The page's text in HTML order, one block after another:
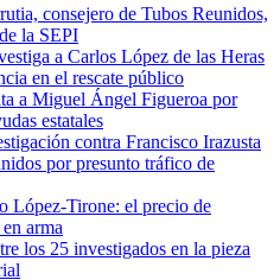
consejero de Tubos Reunidos,
la SEPI
a Carlos López de las Heras
en el rescate público
a Miguel Ángel Figueroa por
estatales
contra Francisco Irazusta
por presunto tráfico de
López-Tirone: el precio de
arma
los 25 investigados en la pieza